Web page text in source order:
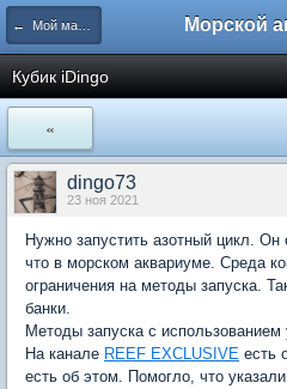
← Мой маленький морской аквариум
Кубик iDingo
«
dingo73
23 ноя 2021
Нужно запустить азотный цикл.
что в морском аквариуме. Среда
ограничения на методы запуска.
банки.
Методы запуска с
На канале REEF EXCLUSIVE есть
есть об этом. Помогло, что